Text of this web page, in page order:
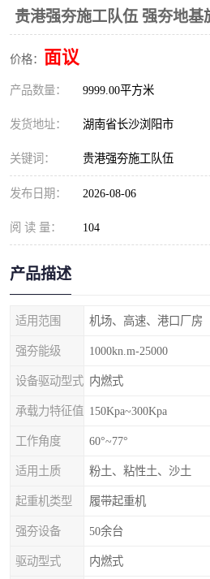
贵港强夯施工队伍 强夯地基
价格： 面议
产品数量： 9999.00平方米
发货地址： 湖南省长沙浏阳市
关键词： 贵港强夯施工队伍
发布日期： 2026-08-06
阅 读 量： 104
产品描述
适用范围 机场、高速、港口厂房
强夯能级 1000kn.m-25000
设备驱动型式 内燃式
承载力特征值 150Kpa~300Kpa
工作角度 60°~77°
适用土质 粉土、粘性土、沙土
起重机类型 履带起重机
强夯设备 50余台
驱动型式 内燃式